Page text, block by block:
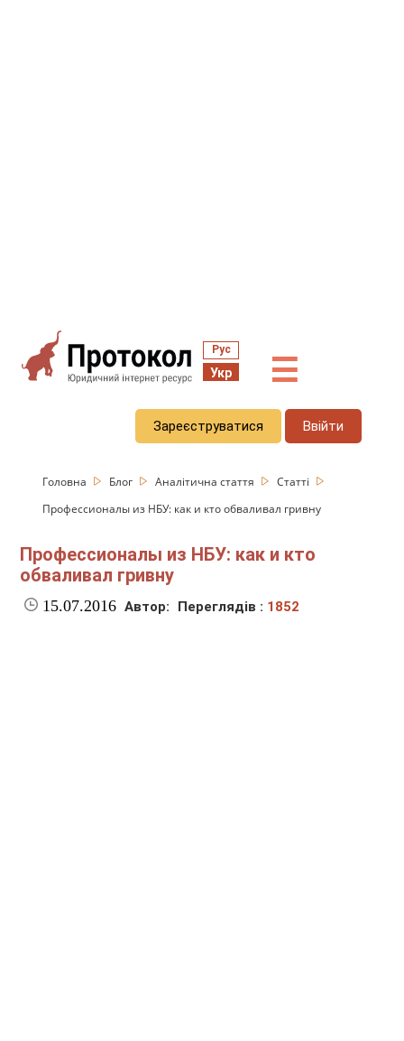
Рус
Укр ☰
Зареєструватися Ввійти
Головна Блог Аналітична стаття
Статті
Профессионалы из НБУ: как и кто обваливал гривну
Профессионалы из НБУ: как и кто
обваливал гривну
15.07.2016 Автор: Переглядів : 1852